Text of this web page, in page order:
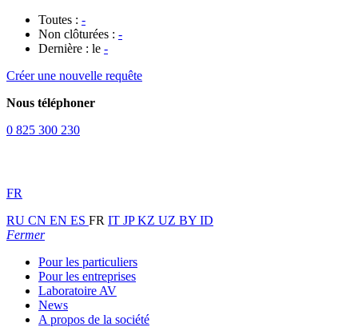
Toutes : -
Non clôturées : -
Dernière : le -
Créer une nouvelle requête
Nous téléphoner
0 825 300 230
FR
RU CN EN ES FR IT JPKZ UZ BY ID
Fermer
Pour les particuliers
Pour les entreprises
Laboratoire AV
News
A propos de la société